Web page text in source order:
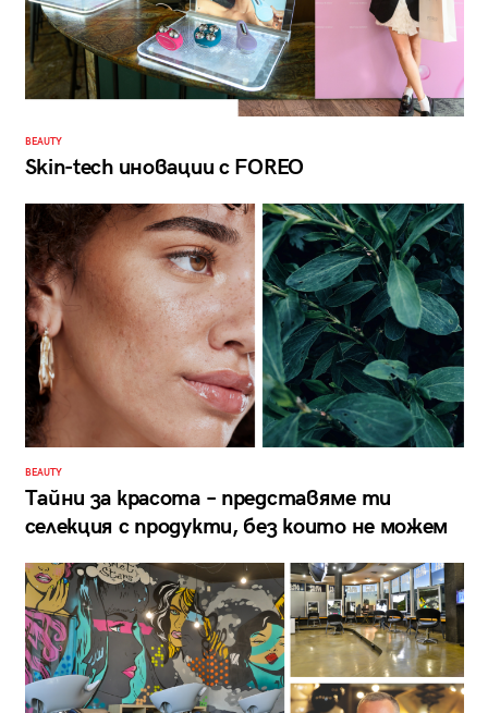
BEAUTY
Skin-tech иновации с FOREO
BEAUTY
Тайни за красота – представяме ти
селекция с продукти, без които не можем